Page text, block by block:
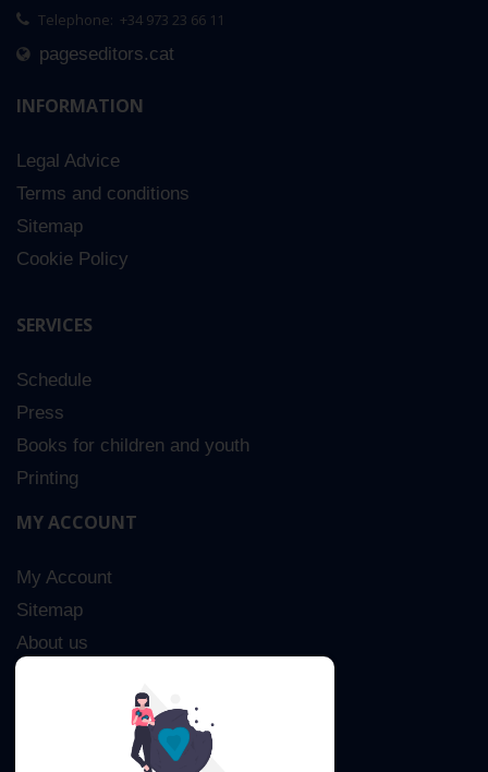
Telephone: +34 973 23 66 11
pageseditors.cat
INFORMATION
Legal Advice
Terms and conditions
Sitemap
Cookie Policy
SERVICES
Schedule
Press
Books for children and youth
Printing
MY ACCOUNT
My Account
Sitemap
About us